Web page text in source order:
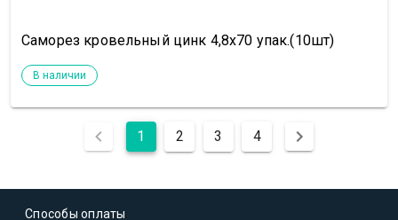
Саморез кровельный цинк 4,8х70 упак.(10шт)
В наличии
1 2 3 4
Способы оплаты